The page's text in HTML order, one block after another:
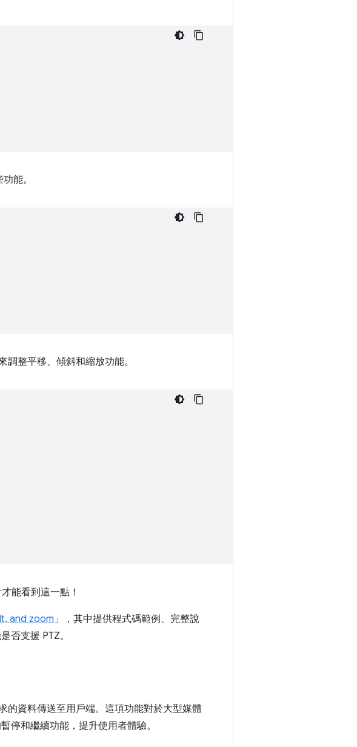
能。
調整平移、傾斜和縮放功能。
能看到這一點！
and zoom 」，其中提供程式碼範例、完整說
否支援 PTZ。
的資料傳送至用戶端。這項功能對於大型媒體
停和繼續功能，提升使用者體驗。